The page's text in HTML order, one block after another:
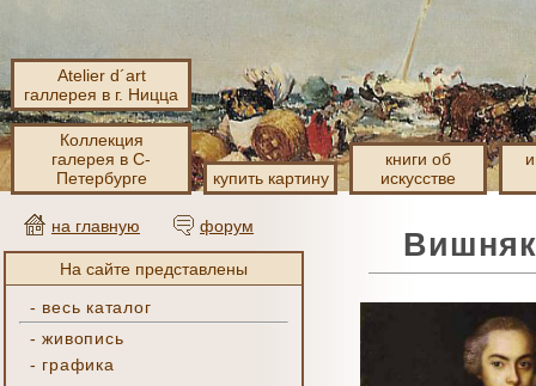
Atelier d´art
галлерея в г. Ницца
Коллекция
галерея в С-
Петербурге
купить картину
книги об
искусстве
на главную форум
На сайте представлены
- весь каталог
-живопись
- графика